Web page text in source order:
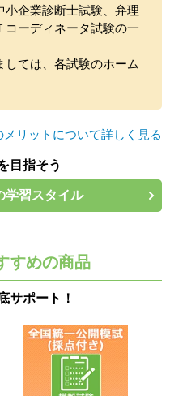
企業診断士試験、弁理
ーディネータ試験の一
ては、各試験のホーム
リットについて詳しく見る
目指そう
学習スタイル
すめの商品
サポート！